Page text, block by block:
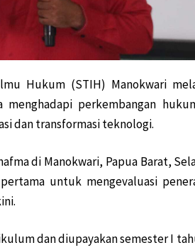
Hukum (STIH) Manokwari
perkembangan
dan transformasi teknologi.
di Manokwari, Papua Barat,
untuk mengevaluasi
dan diupayakan semester I